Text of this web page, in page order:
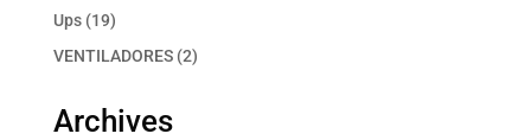
producto
Ups 1919
productos
VENTILADORES 22
Archives